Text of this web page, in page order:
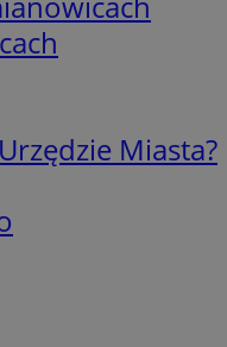
Miasta?